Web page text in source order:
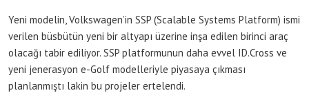
Yeni modelin, Volkswagen’in SSP (Scalable Systems Platform) ismi
verilen büsbütün yeni bir altyapı üzerine inşa edilen birinci araç
olacağı tabir ediliyor. SSP platformunun daha evvel ID.Cross ve
yeni jenerasyon e-Golf modelleriyle piyasaya çıkması
planlanmıştı lakin bu projeler ertelendi.